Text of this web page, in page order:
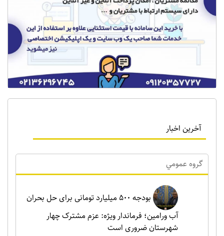
آخرین اخبار
گروه عمومي
بودجه ۵۰۰ میلیارد تومانی برای حل بحران
آب ورامین؛ فرماندار ویژه: عزم مشترک چهار
شهرستان ضروری است